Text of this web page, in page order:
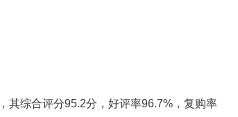
其综合评分95.2分，好评率96.7%，复购率